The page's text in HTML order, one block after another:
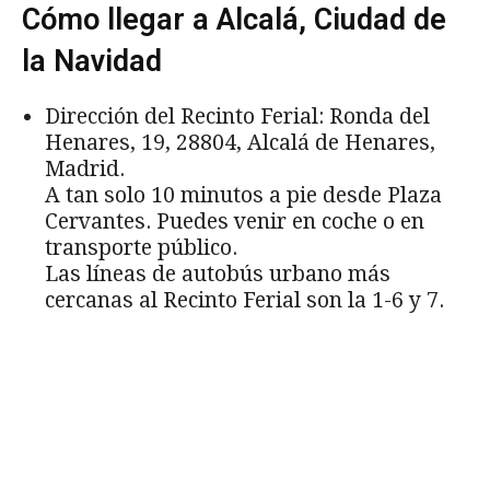
Cómo llegar a Alcalá, Ciudad de
la Navidad
Dirección del Recinto Ferial: Ronda del
Henares, 19, 28804, Alcalá de Henares,
Madrid.
A tan solo 10 minutos a pie desde Plaza
Cervantes. Puedes venir en coche o en
transporte público.
Las líneas de autobús urbano más
cercanas al Recinto Ferial son la 1-6 y 7.